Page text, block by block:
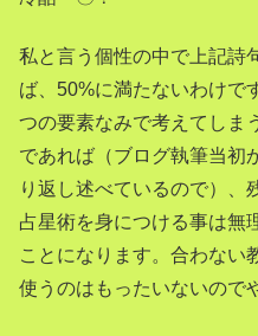
私と言う個性の中で上記詩
ば、50%に満たないわけで
つの要素なみで考えてしま
であれば（ブログ執筆当初
り返し述べているので）、
占星術を身につける事は無
ことになります。合わない
使うのはもったいないので